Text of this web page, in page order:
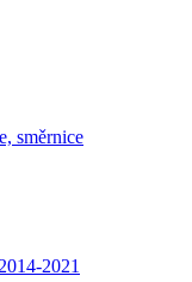
směrnice
2021